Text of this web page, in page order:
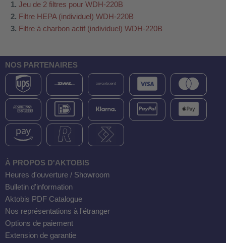
Jeu de 2 filtres pour WDH-220B
Filtre HEPA (individuel) WDH-220B
Filtre à charbon actif (individuel) WDH-220B
NOS PARTENAIRES
À PROPOS D'AKTOBIS
Heures d'ouverture / Showroom
Bulletin d'information
Aktobis PDF Catalogue
Nos représentations à l'étranger
Options de paiement
Extension de garantie